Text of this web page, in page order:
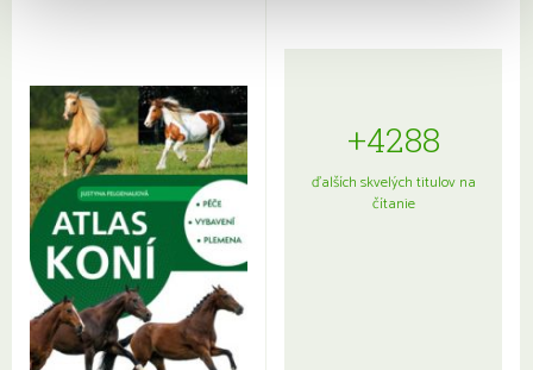
+4288
ďalších skvelých titulov na
čítanie